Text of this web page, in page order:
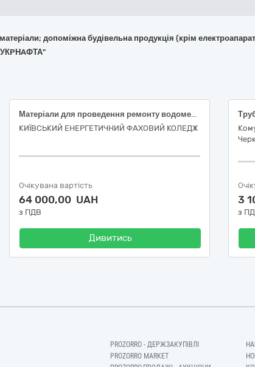
матеріали; допоміжна будівельна продукція (крім
Матеріали для проведення ремонту водомереж
КИЇВСЬКИЙ ЕНЕРГЕТИЧНИЙ ФАХОВИЙ КОЛЕДЖ
Очікувана вартість
64 000,00 UAH
з ПДВ
Дивитись
3
з
PROZORRO - ДЕРЖЗАКУПІВЛІ
PROZORRO MARKET